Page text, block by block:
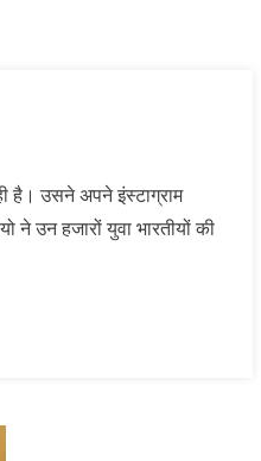
है। उसने अपने इंस्टाग्राम
ने उन हजारों युवा भारतीयों की